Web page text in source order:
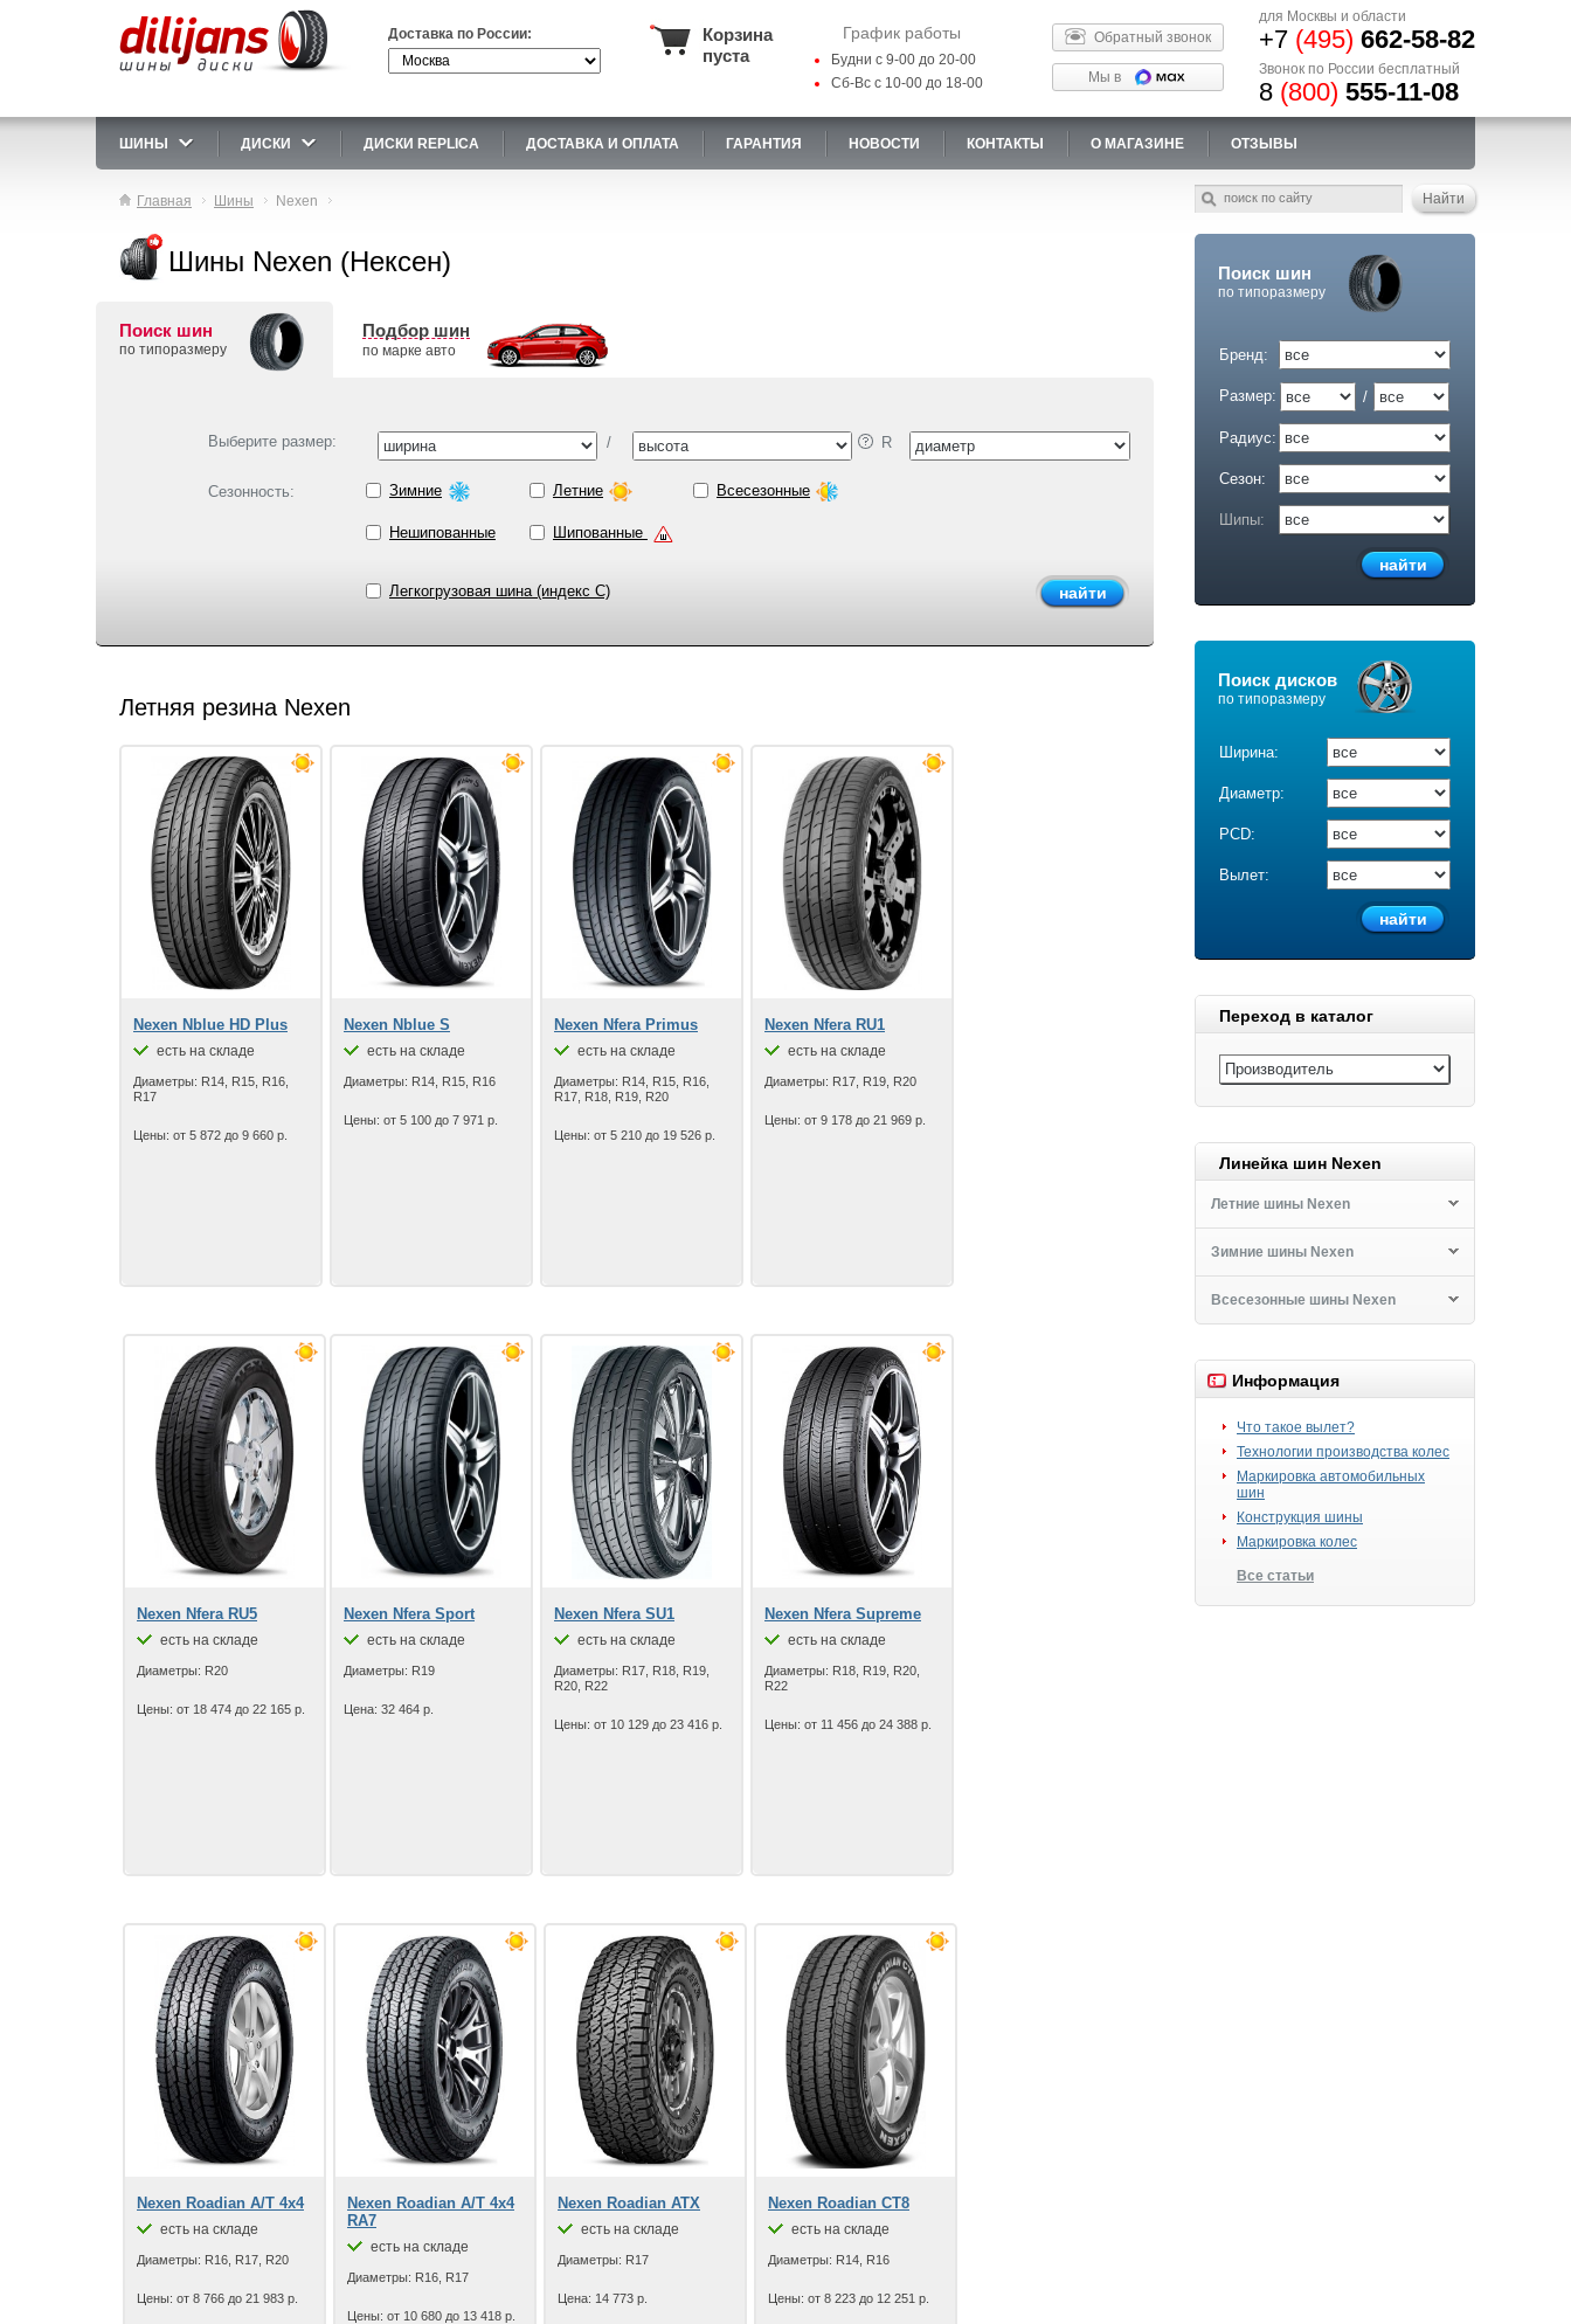
Доставка по России:
Корзина
пуста
График работы
Будни с 9-00 до 20-00
Сб-Вс с 10-00 до 18-00
Обратный звонок
Мы в
для Москвы и области
+7 (495) 662-58-82
Звонок по России бесплатный
8 (800) 555-11-08
ШИНЫ ДИСКИ ДИСКИ REPLICA ДОСТАВКА И ОПЛАТА ГАРАНТИЯ НОВОСТИ КОНТАКТЫ О МАГАЗИНЕ ОТЗЫВЫ
Главная Шины Nexen
Поиск шин
по типоразмеру
Бренд:
Размер: /
Радиус:
Сезон:
Шипы:
Поиск дисков
по типоразмеру
Ширина:
Диаметр:
PCD:
Вылет:
Переход в каталог
Линейка шин Nexen
Летние шины Nexen
Зимние шины Nexen
Всесезонные шины Nexen
Информация
Что такое вылет?
Технологии производства колес
Маркировка автомобильных
шин
Конструкция шины
Маркировка колес
Все статьи
Шины Nexen (Нексен)
Поиск шин
по типоразмеру
Подбор шин
по марке авто
Выберите размер: / R
Сезонность: Зимние Летние Всесезонные
Нешипованные Шипованные
Легкогрузовая шина (индекс C)
Летняя резина Nexen
Nexen Nblue HD Plus
есть на складе
Диаметры: R14, R15, R16,
R17
Цены: от 5 872 до 9 660 р.
Nexen Nblue S
есть на складе
Диаметры: R14, R15, R16
Цены: от 5 100 до 7 971 р.
Nexen Nfera Primus
есть на складе
Диаметры: R14, R15, R16,
R17, R18, R19, R20
Цены: от 5 210 до 19 526 р.
Nexen Nfera RU1
есть на складе
Диаметры: R17, R19, R20
Цены: от 9 178 до 21 969 р.
Nexen Nfera RU5
есть на складе
Диаметры: R20
Цены: от 18 474 до 22 165 р.
Nexen Nfera Sport
есть на складе
Диаметры: R19
Цена: 32 464 р.
Nexen Nfera SU1
есть на складе
Диаметры: R17, R18, R19,
R20, R22
Цены: от 10 129 до 23 416 р.
Nexen Nfera Supreme
есть на складе
Диаметры: R18, R19, R20,
R22
Цены: от 11 456 до 24 388 р.
Nexen Roadian A/T 4x4
есть на складе
Диаметры: R16, R17, R20
Цены: от 8 766 до 21 983 р.
Nexen Roadian A/T 4x4
RA7
есть на складе
Диаметры: R16, R17
Цены: от 10 680 до 13 418 р.
Nexen Roadian ATX
есть на складе
Диаметры: R17
Цена: 14 773 р.
Nexen Roadian CT8
есть на складе
Диаметры: R14, R16
Цены: от 8 223 до 12 251 р.